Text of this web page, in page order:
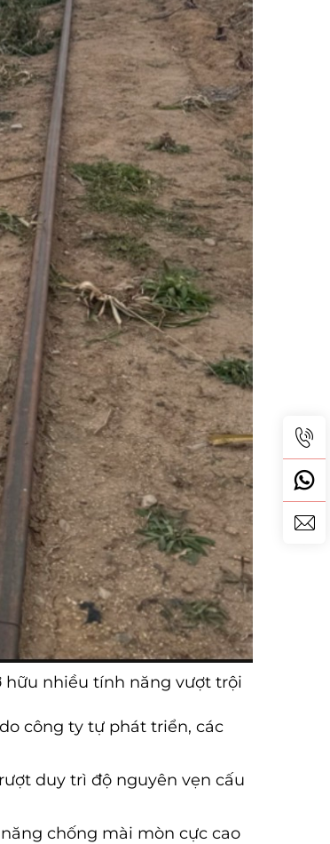
hữu nhiều tính năng vượt trội
công ty tự phát triển, các
duy trì độ nguyên vẹn cấu
chống mài mòn cực cao